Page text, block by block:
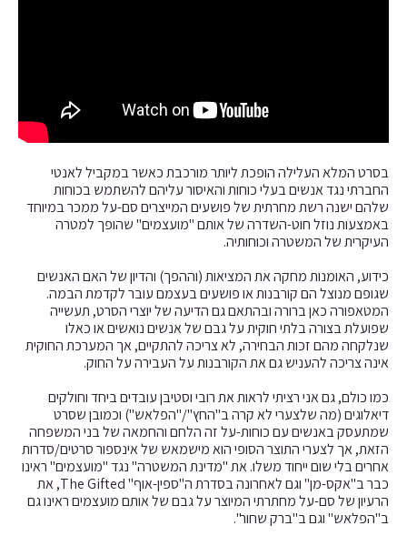
בסרט המלא העלילה הופכת ליותר מורכבת כאשר במקביל לאנטי
החברתי נגד אנשים בעלי כוחות והאיסור עליהם להשתמש בכוחות
שלהם ישנה רשת מחרתית של פושעים המייצרים סם-על ממכר במיוחד
באמצעות נוזל חוט-השדרה של אותם "מועצמים" שהופך למטרה
העיקרית של המשטרה וכוחותיה.
כידוע, האומנות מחקה את המציאות (וההפך) והדיון של האם האנשים
שגופם מנוצל הם קורבנות או פושעים בעצמם עובר לקדמת הבמה.
המטאפורה כאן ברורה ובהתאם גם הדיעה של יוצרי הסרט, תעשייה
שפועלת בצורה בלתי חוקית על גבם של אנשים נואשים או כאלו
שנלקחה מהם זכות הבחירה, לא צריכה להתקיים, אך המערכת החוקית
אינה צריכה להעניש גם את הקורבנות על העבירה על החוק.
כמו כולם, גם אני רציתי לראות את רובי וסטיבן עובדים ביחד וחולקים
דיאלוגים (מה שלצערי לא קרה ב"החץ"/"הפלאש") וכמובן שסרט
שמתעסק באנשים עם כוחות-על זה הלחם והחמאה של בני המשפחה
הזאת, אך לצערי התוצר הסופי הוא מישמאש של אינספור סרטים/סדרות
אחרים בלי שום ייחוד משלו. את "מדינת המשטרה" נגד "מועצמים" ראינו
כבר ב"אקס-מן" וגם לאחרונה בסדרת ה"ספין-אוף" The Gifted, את
הרעיון של סם-על מחתרתי המיוצר על גבם של אותם מועצמים ראינו גם
ב"הפלאש" וגם ב"ברק שחור".